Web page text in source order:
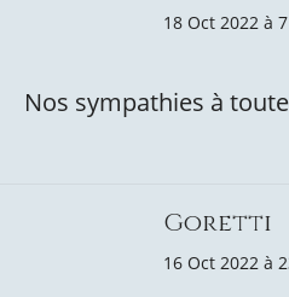
18 Oct 2022 à
Nos sympathies à
Goretti
16 Oct 2022 à